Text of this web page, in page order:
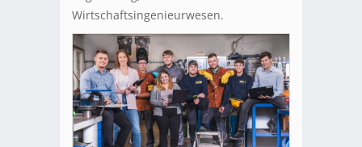
Wirtschaftsingenieurwesen.